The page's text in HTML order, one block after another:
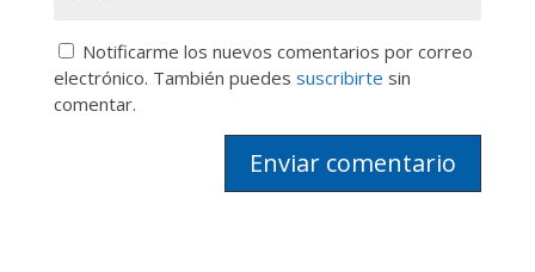
Notificarme los nuevos comentarios por correo
electrónico. También puedes suscribirte sin
comentar.